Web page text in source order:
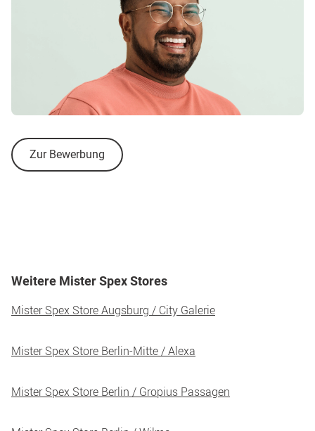
Zur Bewerbung
Weitere Mister Spex Stores
Mister Spex Store Augsburg / City Galerie
Mister Spex Store Berlin-Mitte / Alexa
Mister Spex Store Berlin / Gropius Passagen